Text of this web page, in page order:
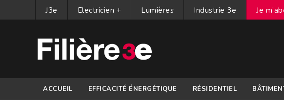
J3e Electricien + Lumières Industrie 3e Je
ACCUEIL EFFICACITÉ ÉNERGÉTIQUE RÉSIDENTIEL